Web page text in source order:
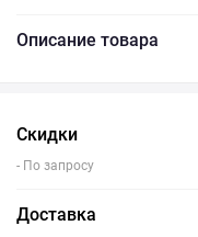
Описание товара
Скидки
- По запросу
Доставка